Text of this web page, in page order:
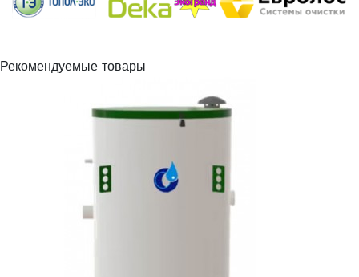
Рекомендуемые товары